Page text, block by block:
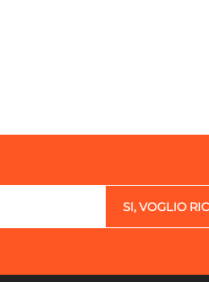
SI, VOGLIO